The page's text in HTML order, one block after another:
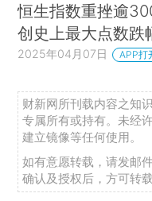
恒生指数重挫逾
创史上最大点数跌
2025年04月07日 APP打
财新网所刊载内容之知
专属所有或持有。未经
建立镜像等任何使用。
如有意愿转载，请发邮
确认及授权后，方可转载